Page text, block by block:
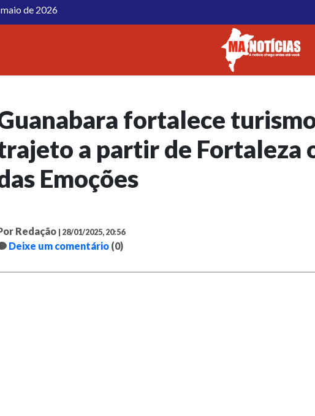
de 2026
fortalece
a partir de Fortaleza
Emoções
Redação | 28/01/2025, 20:56
Deixe um comentário (0)